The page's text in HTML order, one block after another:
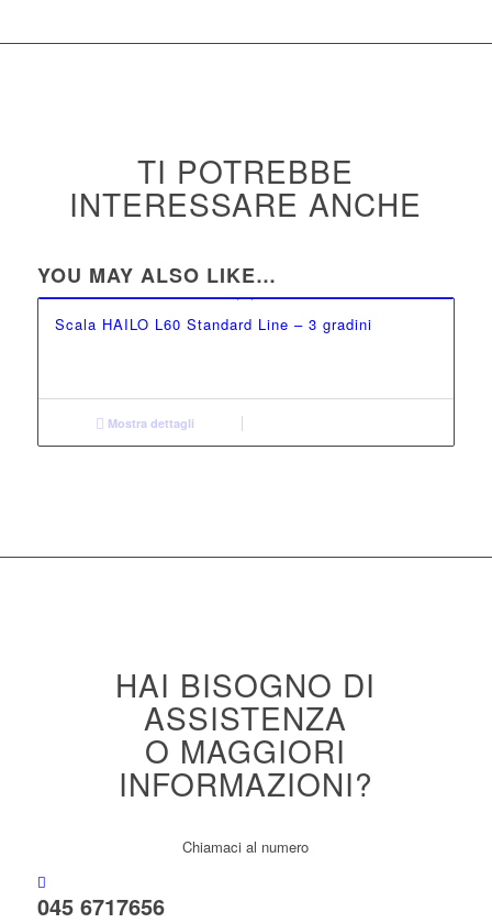
TI POTREBBE
INTERESSARE ANCHE
YOU MAY ALSO LIKE…
Scala HAILO L60 Standard Line – 3 gradini
Mostra dettagli
HAI BISOGNO DI
ASSISTENZA
O MAGGIORI
INFORMAZIONI?
Chiamaci al numero
045 6717656